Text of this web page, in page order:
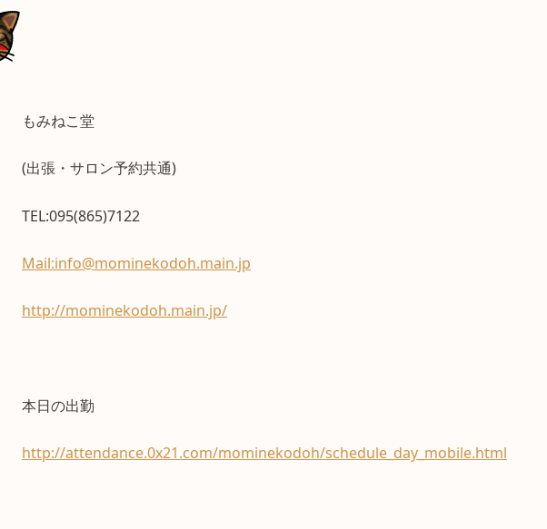
もみねこ堂
(出張・サロン予約共通)
TEL:095(865)7122
Mail:info@mominekodoh.main.jp
http://mominekodoh.main.jp/
本日の出勤
http://attendance.0x21.com/mominekodoh/schedule_day_mobile.html